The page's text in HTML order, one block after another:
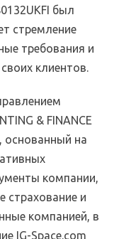
был
стремление
требования и
клиентов.
& FINANCE
основанный на
компании,
страхование и
компанией, в
IG-Space.com